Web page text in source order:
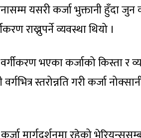
यसरी कर्जा भुक्तानी हुँदा जुन
राख्नुपर्ने व्यवस्था थियो ।
वर्गीकरण भएका कर्जाको किस्ता र
स्तरोन्नति गरी कर्जा